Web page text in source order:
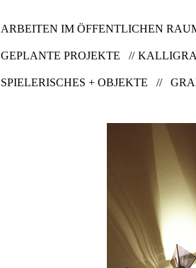
ARBEITEN IM ÖFFENTLICHEN
GEPLANTE PROJEKTE //
SPIELERISCHES + OBJEKTE //